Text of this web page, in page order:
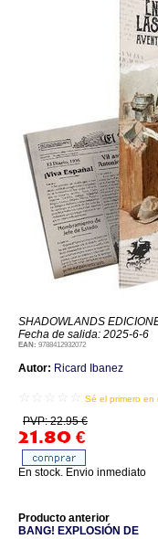
SHADOWLANDS
Fecha de salida: 2025-6-6
EAN: 9788412932072
Autor: Ricard Ibanez
Sé el primero en
PVP: 22.95 €
21.80 €
En stock. Envio inmediato
Producto anterior
BANG! EXPLOSIÓN DE